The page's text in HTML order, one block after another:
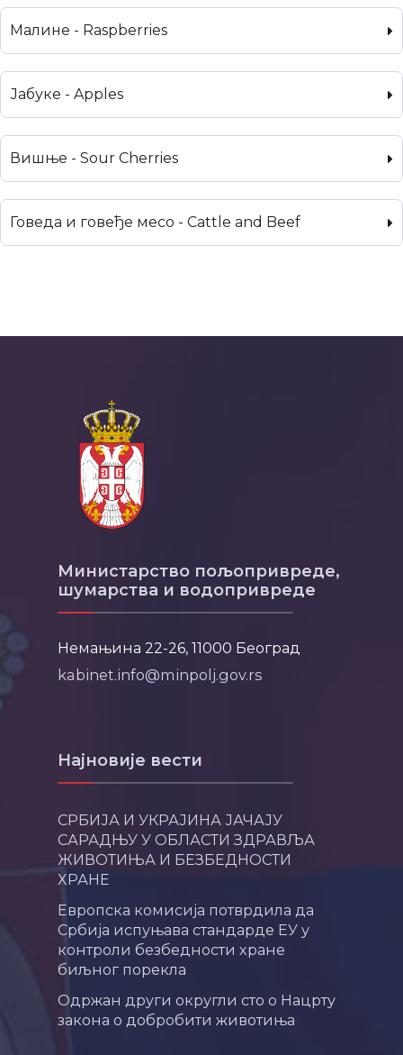
Малине - Raspberries
Јабуке - Apples
Вишње - Sour Cherries
Говеда и говеђе месо - Cattle and Beef
Министарство пољопривреде,
шумарства и водопривреде
Немањина 22-26, 11000 Београд
kabinet.info@minpolj.gov.rs
Најновије вести
СРБИЈА И УКРАЈИНА ЈАЧАЈУ
САРАДЊУ У ОБЛАСТИ ЗДРАВЉА
ЖИВОТИЊА И БЕЗБЕДНОСТИ
ХРАНЕ
Европска комисија потврдила да
Србија испуњава стандарде ЕУ у
контроли безбедности хране
биљног порекла
Одржан други округли сто о Нацрту
закона о добробити животиња